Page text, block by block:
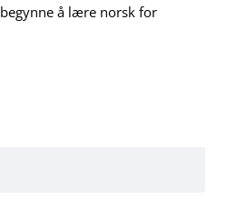
å lære norsk for